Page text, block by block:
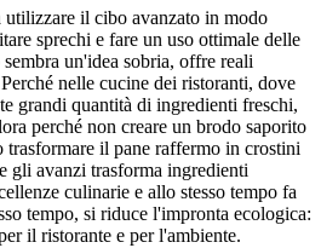
il cibo avanzato in modo
sprechi e fare un uso ottimale delle
un'idea sobria, offre reali
nelle cucine dei ristoranti, dove
grandi quantità di ingredienti freschi,
perché non creare un brodo saporito
il pane raffermo in crostini
gli avanzi trasforma ingredienti
culinarie e allo stesso tempo fa
tempo, si riduce l'impronta ecologica:
il ristorante e per l'ambiente.